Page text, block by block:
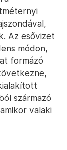
Az esővizet
módon,
formázó
származó
valaki